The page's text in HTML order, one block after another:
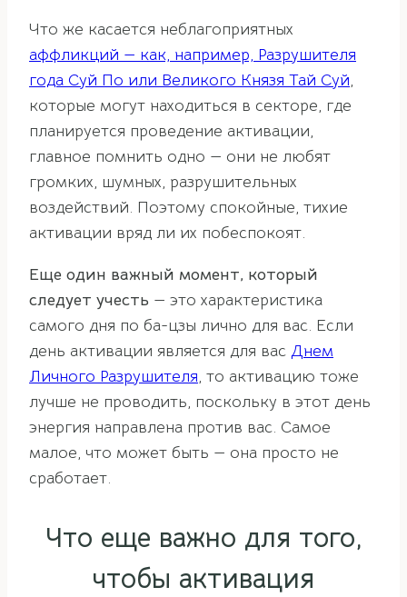
Что же касается неблагоприятных
аффликций — как, например, Разрушителя
года Суй По или Великого Князя Тай Суй,
которые могут находиться в секторе, где
планируется проведение активации,
главное помнить одно — они не любят
громких, шумных, разрушительных
воздействий. Поэтому спокойные, тихие
активации вряд ли их побеспокоят.
Еще один важный момент, который
следует учесть — это характеристика
самого дня по ба-цзы лично для вас. Если
день активации является для вас Днем
Личного Разрушителя, то активацию тоже
лучше не проводить, поскольку в этот день
энергия направлена против вас. Самое
малое, что может быть — она просто не
сработает.
Что еще важно для того,
чтобы активация